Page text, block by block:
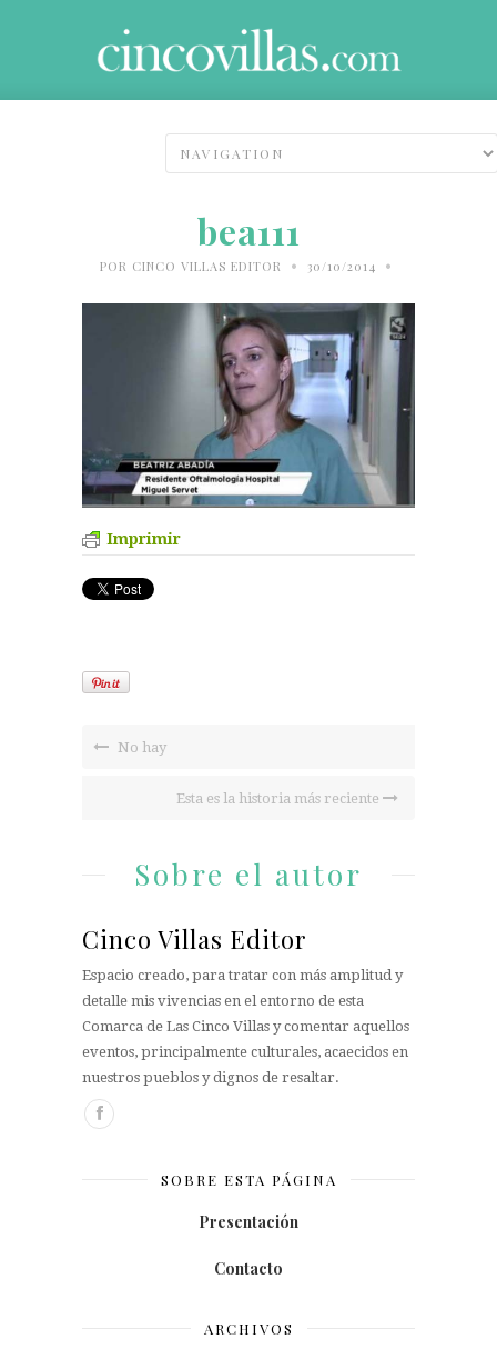
bea111
POR CINCO VILLAS EDITOR • 30/10/2014 •
Imprimir
No hay
Esta es la historia más reciente
Sobre el autor
Cinco Villas Editor
Espacio creado, para tratar con más amplitud y
detalle mis vivencias en el entorno de esta
Comarca de Las Cinco Villas y comentar aquellos
eventos, principalmente culturales, acaecidos en
nuestros pueblos y dignos de resaltar.
SOBRE ESTA PÁGINA
Presentación
Contacto
ARCHIVOS